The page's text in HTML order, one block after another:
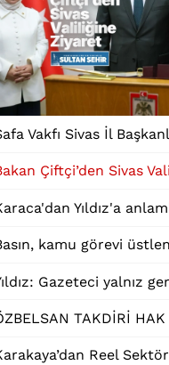
Vakfı Sivas İl
Çiftçi’den Sivas
Yıldız'a
kamu görevi
Gazeteci yalnız
TAKDİRİ HAK